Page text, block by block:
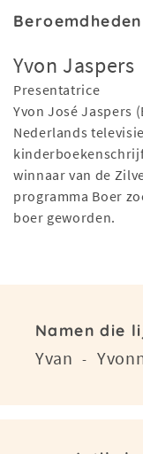
Yvon Jaspers
Presentatrice
Yvon José Jaspers
Nederlands
winnaar van de
programma Boer
boer geworden.
Namen die
Yvan -